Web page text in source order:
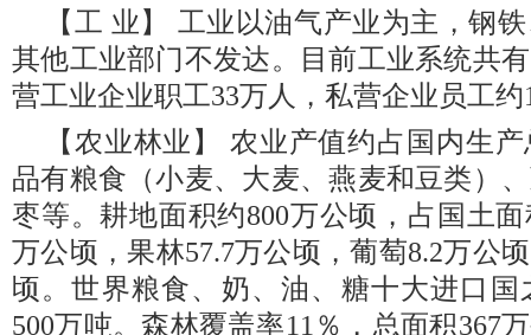
【工 业】 工业以油气产业为主，钢
其他工业部门不发达。目前工业系统共
营工业企业职工33万人，私营企业员工约
【农业林业】 农业产值约占国内生
品有粮食（小麦、大麦、燕麦和豆类）
枣等。耕地面积约800万公顷，占国土
万公顷，果林57.7万公顷，葡萄8.2万公
顷。世界粮食、奶、油、糖十大进口
500万吨。森林覆盖率11％，总面积367